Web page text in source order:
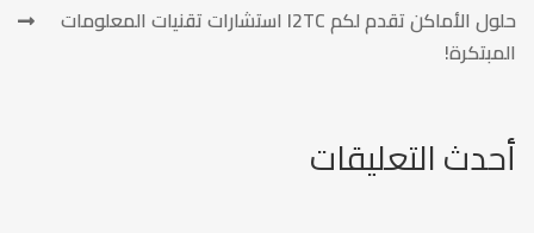
حلول الأماكن تقدم لكم I2TC استشارات تقنيات المعلومات
المبتكرة!
أحدث التعليقات